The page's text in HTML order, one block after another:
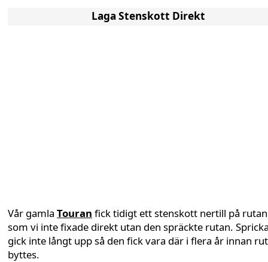
Laga Stenskott Direkt
Vår gamla Touran fick tidigt ett stenskott nertill på rutan
som vi inte fixade direkt utan den spräckte rutan.
gick inte långt upp så den fick vara där i flera år innan
byttes.